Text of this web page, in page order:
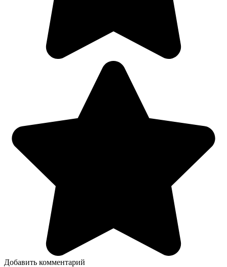
Добавить комментарий